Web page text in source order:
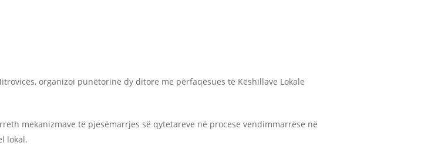
organizoi punëtorinë dy ditore me përfaqësues të Këshillave Lokale
mekanizmave të pjesëmarrjes së qytetareve në procese vendimmarrëse në
lokal.